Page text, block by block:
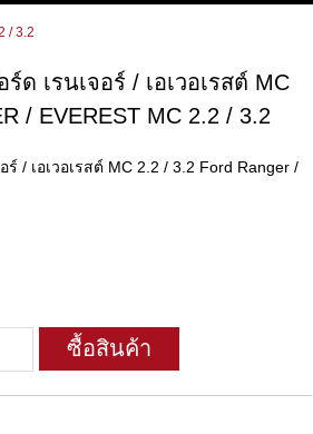
/ 3.2
ด เรนเจอร์ / เอเวอเรสต์ MC
/ EVEREST MC 2.2 / 3.2
/ เอเวอเรสต์ MC 2.2 / 3.2 Ford Ranger /
ซื้อสินค้า